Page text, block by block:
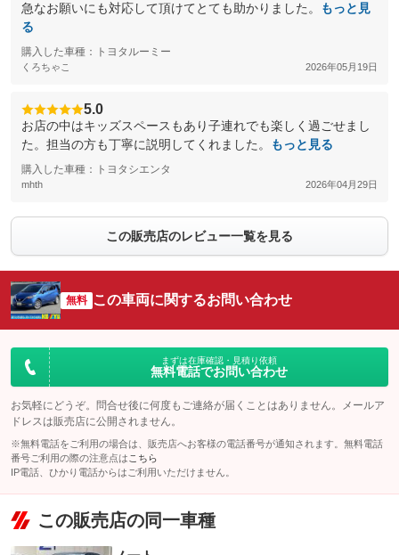
急なお願いにも対応して頂けてとても助かりました。
もっと見
る
購入した車種：トヨタルーミー
くろちゃこ 2026年05月19日
5.0
お店の中はキッズスペースもあり子連れでも楽しく過ごせまし
た。担当の方も丁寧に説明してくれました。
もっと見る
購入した車種：トヨタシエンタ
mhth 2026年04月29日
この販売店のレビュー一覧を見る
無料 この車両に関するお問い合わせ
まずは在庫確認・見積り依頼
無料電話でお問い合わせ
お気軽にどうぞ。問合せ後に何度もご連絡が届くことはありません。メールア
ドレスは販売店に公開されません。
※無料電話をご利用の場合は、販売店へお客様の電話番号が通知されます。無料電話
番号ご利用の際の注意点は こちら
IP電話、ひかり電話からはご利用いただけません。
この販売店の同一車種